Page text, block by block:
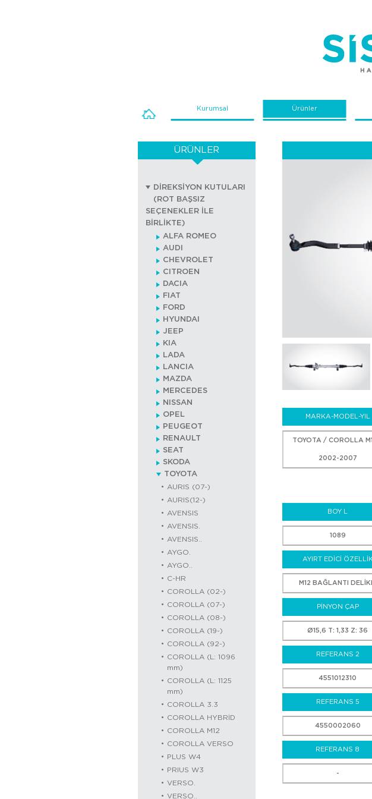
Kurumsal Ürünler
ÜRÜNLER
DİREKSİYON KUTULARI
(ROT BAŞSIZ
SEÇENEKLER İLE
BİRLİKTE)
ALFA ROMEO
AUDI
CHEVROLET
CITROEN
DACIA
FIAT
FORD
HYUNDAI
JEEP
KIA
LADA
LANCIA
MAZDA
MERCEDES
NISSAN
OPEL
PEUGEOT
RENAULT
SEAT
SKODA
TOYOTA
AURIS (07-)
AURIS(12-)
AVENSIS
AVENSIS.
AVENSIS..
AYGO.
AYGO..
C-HR
COROLLA (02-)
COROLLA (07-)
COROLLA (08-)
COROLLA (19-)
COROLLA (92-)
COROLLA (L: 1096
mm)
COROLLA (L: 1125
mm)
COROLLA 3.3
COROLLA HYBRİD
COROLLA M12
COROLLA VERSO
PLUS W4
PRIUS W3
VERSO.
VERSO..
MARKA-MODEL-YIL
TOYOTA / COROLLA
2002-2007
BOY L
1089
AYIRT EDİCİ
M12 BAĞLANTI
PİNYON ÇAP
Ø15,6 T: 1,33 Z: 36
REFERANS 2
4551012310
REFERANS 5
4550002060
REFERANS 8
-